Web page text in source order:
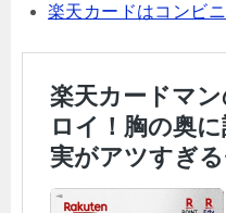
楽天カードはコンビニ